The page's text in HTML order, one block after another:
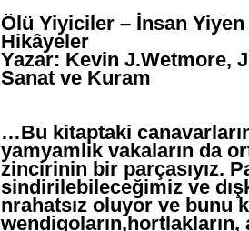
Ölü Yiyiciler – İnsan
Hikâyeler
Yazar: Kevin J.Wetmore,
Sanat ve Kuram
…Bu kitaptaki
yamyamlık vakaların da
zincirinin bir parçasıyız.
sindirilebileceğimiz ve
nrahatsız oluyor ve bunu